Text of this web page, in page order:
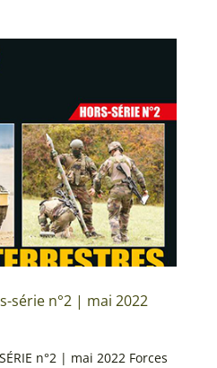
série n°2 | mai 2022
SÉRIE n°2 | mai 2022 Forces